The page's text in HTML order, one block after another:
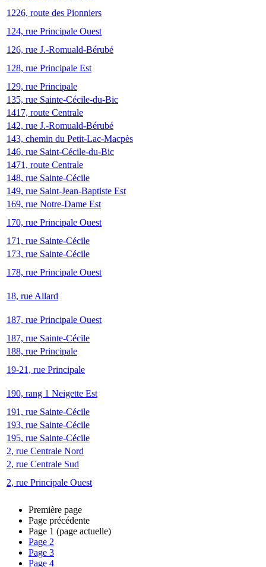
1226, route des Pionniers
124, rue Principale Ouest
126, rue J.-Romuald-Bérubé
128, rue Principale Est
129, rue Principale
135, rue Sainte-Cécile-du-Bic
1417, route Centrale
142, rue J.-Romuald-Bérubé
143, chemin du Petit-Lac-Macpès
146, rue Saint-Cécile-du-Bic
1471, route Centrale
148, rue Sainte-Cécile
149, rue Saint-Jean-Baptiste Est
169, rue Notre-Dame Est
170, rue Principale Ouest
171, rue Sainte-Cécile
173, rue Sainte-Cécile
178, rue Principale Ouest
18, rue Allard
187, rue Principale Ouest
187, rue Sainte-Cécile
188, rue Principale
19-21, rue Principale
190, rang 1 Neigette Est
191, rue Sainte-Cécile
193, rue Sainte-Cécile
195, rue Sainte-Cécile
2, rue Centrale Nord
2, rue Centrale Sud
2, rue Principale Ouest
Première page
Page précédente
Page 1 (page actuelle)
Page 2
Page 3
Page 4